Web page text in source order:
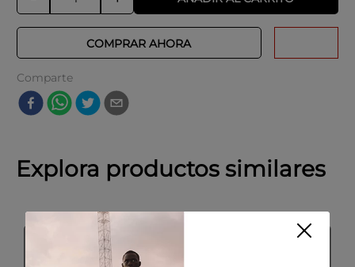
COMPRAR AHORA
Comparte
Explora productos similares